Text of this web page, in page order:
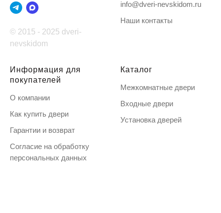
© 2015 - 2025 dveri-
nevskidom
info@dveri-nevskidom.ru
Наши контакты
Информация для
покупателей
О компании
Как купить двери
Гарантии и возврат
Согласие на обработку
персональных данных
Каталог
Межкомнатные двери
Входные двери
Установка дверей